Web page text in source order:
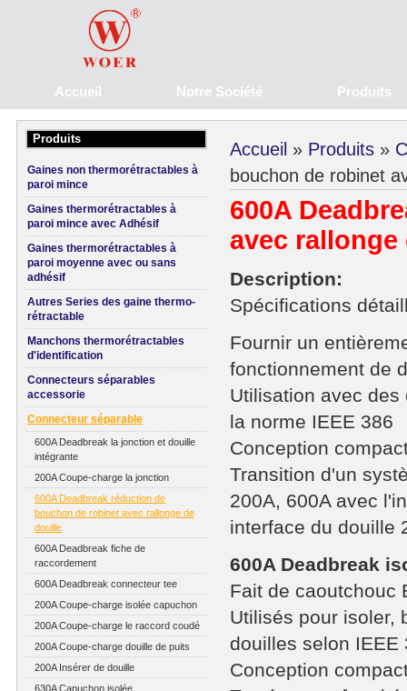
Accueil Notre Société Produits
Produits
Gaines non thermorétractables à
paroi mince
Gaines thermorétractables à
paroi mince avec Adhésif
Gaines thermorétractables à
paroi moyenne avec ou sans
adhésif
Autres Series des gaine thermo-
rétractable
Manchons thermorétractables
d'identification
Connecteurs séparables
accessorie
Connecteur séparable
600A Deadbreak la jonction et douille
intégrante
200A Coupe-charge la jonction
600A Deadbreak réduction de
bouchon de robinet avec rallonge de
douille
600A Deadbreak fiche de
raccordement
600A Deadbreak connecteur tee
200A Coupe-charge isolée capuchon
200A Coupe-charge le raccord coudé
200A Coupe-charge douille de puits
200A Insérer de douille
630A Capuchon isolée
Accueil » Produits »
bouchon de robinet
600A
avec
Description:
Spécifications
Fournir un
fonctionnement de
Utilisation avec
la norme IEEE 386
Conception
Transition d'un
200A, 600A avec
interface du douille
600A Deadbreak
Fait de caoutchouc
Utilisés pour isoler,
douilles selon IEEE
Conception